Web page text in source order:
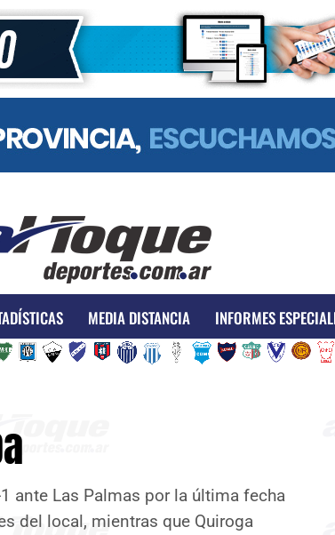
MEDIA DISTANCIA INFORMES
ante Las Palmas por la última fecha
del local, mientras que Quiroga